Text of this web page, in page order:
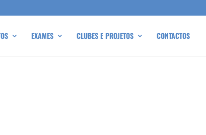
EXAMES CLUBES E PROJETOS CONTACTOS